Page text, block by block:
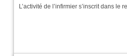
L’activité de l’infirmier s’inscrit dans